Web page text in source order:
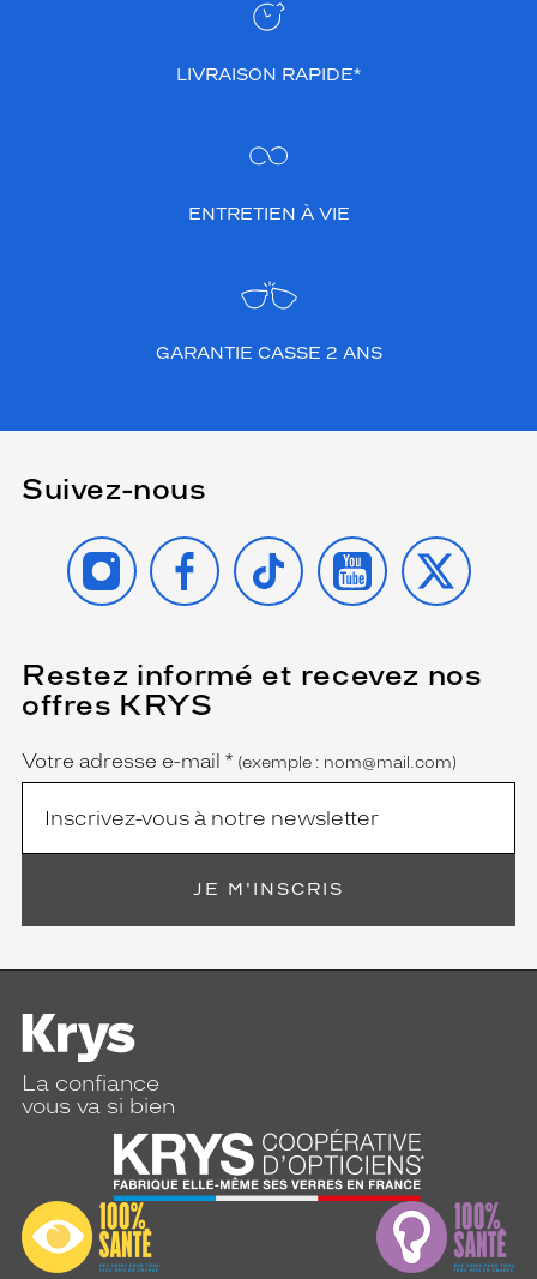
LIVRAISON RAPIDE*
ENTRETIEN À VIE
GARANTIE CASSE 2 ANS
Suivez-nous
INSTAGRAMFACEBOOK
TIKTOK YOUTUBE
X
Restez informé et recevez nos
offres KRYS
Name
Votre adresse e-mail *
(Ce
champ
est
obligatoire)
(exemple : nom@mail.com)
JE M'INSCRIS
La confiance
vous va si bien